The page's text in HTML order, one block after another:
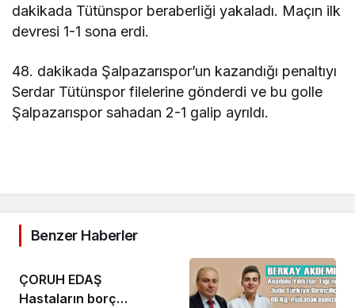
dakikada Tütünspor beraberliği yakaladı. Maçın ilk
devresi 1-1 sona erdi.
48. dakikada Şalpazarıspor’un kazandığı penaltıyı
Serdar Tütünspor filelerine gönderdi ve bu golle
Şalpazarıspor sahadan 2-1 galip ayrıldı.
Benzer Haberler
ÇORUH EDAŞ
Hastaların borç